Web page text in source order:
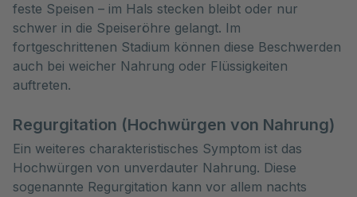
feste Speisen – im Hals stecken bleibt oder nur
schwer in die Speiseröhre gelangt. Im
fortgeschrittenen Stadium können diese Beschwerden
auch bei weicher Nahrung oder Flüssigkeiten
auftreten.
Regurgitation (Hochwürgen von Nahrung)
Ein weiteres charakteristisches Symptom ist das
Hochwürgen von unverdauter Nahrung. Diese
sogenannte Regurgitation kann vor allem nachts